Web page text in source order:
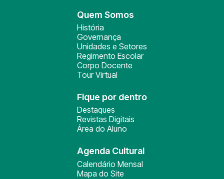
Quem Somos
História
Governança
Unidades e Setores
Regimento Escolar
Corpo Docente
Tour Virtual
Fique por dentro
Destaques
Revistas Digitais
Área do Aluno
Agenda Cultural
Calendário Mensal
Mapa do Site